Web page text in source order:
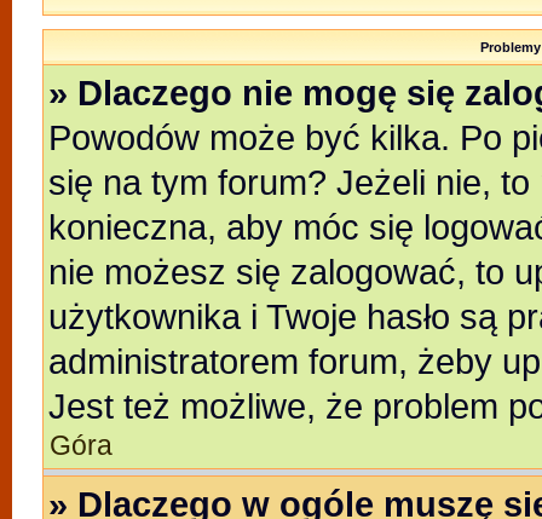
» Dlaczego nie mogę się
Powodów może być kilka. Po
się na tym forum? Jeżeli nie,
konieczna, aby móc się
nie możesz się zalogować, to
użytkownika i Twoje hasło są
administratorem forum, żeby
Jest też możliwe, że problem
Góra
» Dlaczego w ogóle muszę